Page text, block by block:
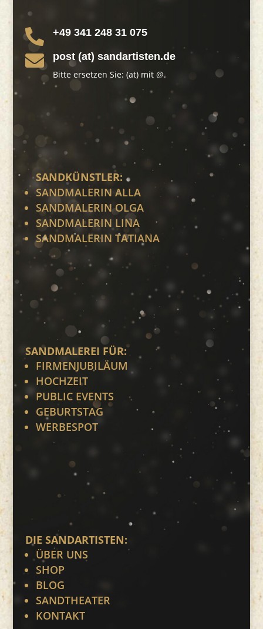
 +49 341 248 31 075
 post (at) sandartisten.de
Bitte ersetzen Sie: (at) mit @.
SANDKÜNSTLER:
SANDMALERIN ALLA
SANDMALERIN OLGA
SANDMALERIN LINA
SANDMALERIN TATIANA
SANDMALEREI FÜR:
FIRMENJUBILÄUM
HOCHZEIT
PUBLIC EVENTS
GEBURTSTAG
WERBESPOT
DIE SANDARTISTEN:
ÜBER UNS
SHOP
BLOG
SANDTHEATER
KONTAKT